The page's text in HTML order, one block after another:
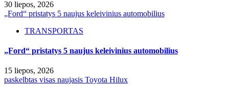
30 liepos, 2026
„Ford“ pristatys 5 naujus keleivinius automobilius
TRANSPORTAS
„Ford“ pristatys 5 naujus keleivinius automobilius
15 liepos, 2026
paskelbtas visas naujasis Toyota Hilux